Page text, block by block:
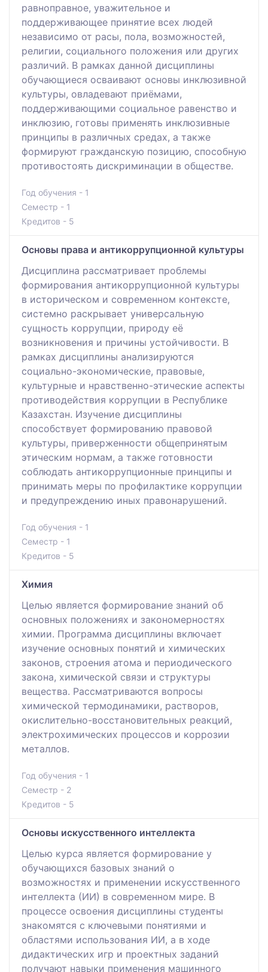
равноправное, уважительное и
поддерживающее принятие всех людей
независимо от расы, пола, возможностей,
религии, социального положения или других
различий. В рамках данной дисциплины
обучающиеся осваивают основы инклюзивной
культуры, овладевают приёмами,
поддерживающими социальное равенство и
инклюзию, готовы применять инклюзивные
принципы в различных средах, а также
формируют гражданскую позицию, способную
противостоять дискриминации в обществе.
Год обучения - 1
Семестр - 1
Кредитов - 5
Основы права и антикоррупционной культуры
Дисциплина рассматривает проблемы
формирования антикоррупционной культуры
в историческом и современном контексте,
системно раскрывает универсальную
сущность коррупции, природу её
возникновения и причины устойчивости. В
рамках дисциплины анализируются
социально-экономические, правовые,
культурные и нравственно-этические аспекты
противодействия коррупции в Республике
Казахстан. Изучение дисциплины
способствует формированию правовой
культуры, приверженности общепринятым
этическим нормам, а также готовности
соблюдать антикоррупционные принципы и
принимать меры по профилактике коррупции
и предупреждению иных правонарушений.
Год обучения - 1
Семестр - 1
Кредитов - 5
Химия
Целью является формирование знаний об
основных положениях и закономерностях
химии. Программа дисциплины включает
изучение основных понятий и химических
законов, строения атома и периодического
закона, химической связи и структуры
вещества. Рассматриваются вопросы
химической термодинамики, растворов,
окислительно-восстановительных реакций,
электрохимических процессов и коррозии
металлов.
Год обучения - 1
Семестр - 2
Кредитов - 5
Основы искусственного интеллекта
Целью курса является формирование у
обучающихся базовых знаний о
возможностях и применении искусственного
интеллекта (ИИ) в современном мире. В
процессе освоения дисциплины студенты
знакомятся с ключевыми понятиями и
областями использования ИИ, а в ходе
дидактических игр и проектных заданий
получают навыки применения машинного